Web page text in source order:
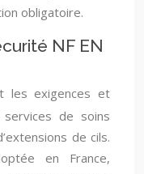
obligatoire.
NF EN
les exigences et
services de soins
de cils.
en France,